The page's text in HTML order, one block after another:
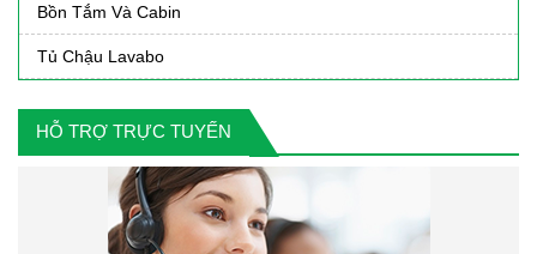
Bồn Tắm Và Cabin
Tủ Chậu Lavabo
HỖ TRỢ TRỰC TUYẾN